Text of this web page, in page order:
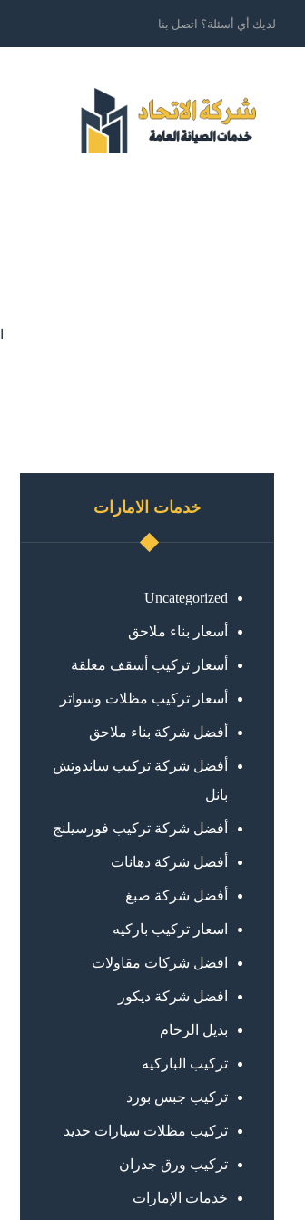
لديك أي أسئلة؟ اتصل بنا
خدمات الامارات
Uncategorized
أسعار بناء ملاحق
أسعار تركيب أسقف معلقة
أسعار تركيب مظلات وسواتر
أفضل شركة بناء ملاحق
أفضل شركة تركيب ساندوتش
بانل
أفضل شركة تركيب فورسيلنج
أفضل شركة دهانات
أفضل شركة صبغ
اسعار تركيب باركيه
افضل شركات مقاولات
افضل شركة ديكور
بديل الرخام
تركيب الباركيه
تركيب جبس بورد
تركيب مظلات سيارات حديد
تركيب ورق جدران
خدمات الإمارات